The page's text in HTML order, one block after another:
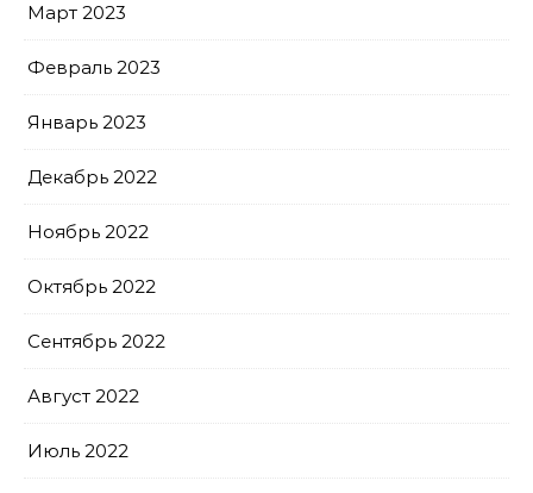
Март 2023
Февраль 2023
Январь 2023
Декабрь 2022
Ноябрь 2022
Октябрь 2022
Сентябрь 2022
Август 2022
Июль 2022